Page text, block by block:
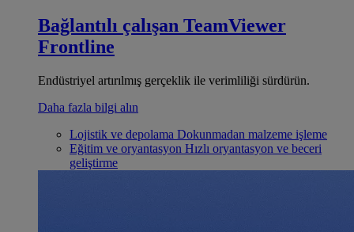
Bağlantılı çalışan TeamViewer
Frontline
Endüstriyel artırılmış gerçeklik ile verimliliği sürdürün.
Daha fazla bilgi alın
Lojistik ve depolama Dokunmadan malzeme işleme
Eğitim ve oryantasyon Hızlı oryantasyon ve beceri
geliştirme